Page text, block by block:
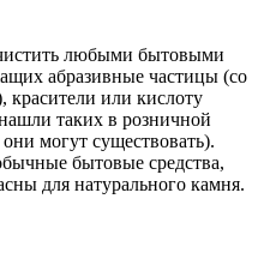
любыми бытовыми
абразивные частицы (со
красители или кислоту
таких в розничной
могут существовать).
бытовые средства,
для натурального камня.